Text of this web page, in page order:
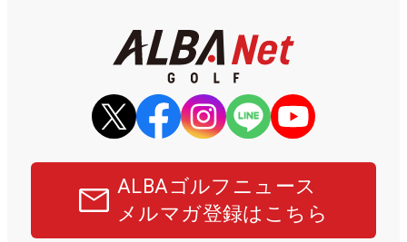
ALBAゴルフニュース
メルマガ登録はこちら